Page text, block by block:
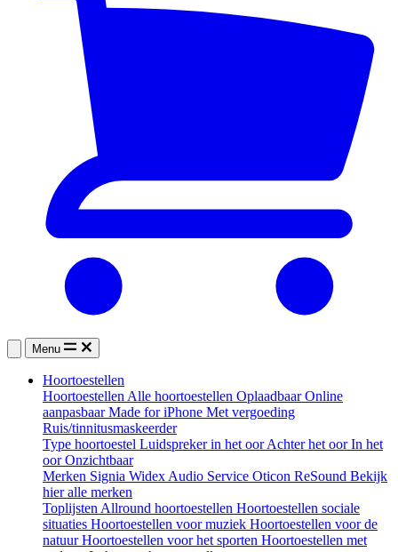
Menu
Hoortoestellen
Hoortoestellen Alle hoortoestellen OplaadbaarOnline
aanpasbaarMade for iPhone Met vergoeding
Ruis/tinnitusmaskeerder
Type hoortoestel Luidspreker in het oorAchter het oorIn het
oorOnzichtbaar
Merken Signia Widex Audio Service Oticon ReSound Bekijk
hier alle merken
Toplijsten Allround hoortoestellen Hoortoestellen sociale
situaties Hoortoestellen voor muziek Hoortoestellen voor de
natuurHoortoestellen voor het sporten Hoortoestellen met